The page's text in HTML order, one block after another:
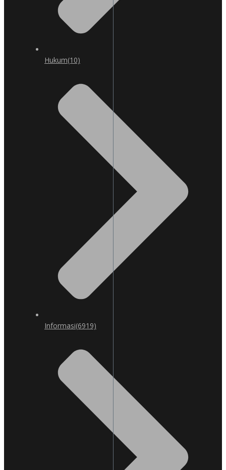
Hukum(10)
Informasi(6919)